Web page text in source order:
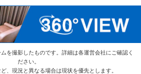
を撮影したものです。詳細は各運営会社にご確認く
ださい。
、現況と異なる場合は現状を優先とします。